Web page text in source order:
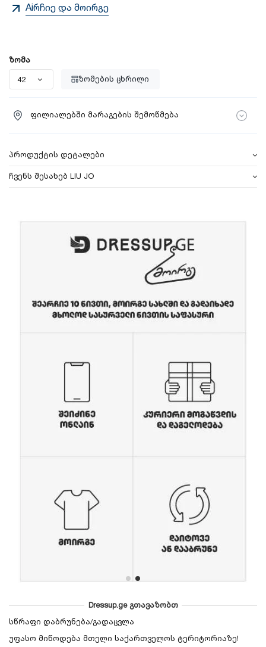
Aiრჩიე და მოირგე
ზომა
ზომების ცხრილი
ფილიალებში მარაგების შემოწმება
პროდუქტის დეტალები
ჩვენს შესახებ LIU JO
Dressup.ge გთავაზობთ
სწრაფი დაბრუნება/გადაცვლა
უფასო მიწოდება მთელი საქართველოს ტერიტორიაზე!